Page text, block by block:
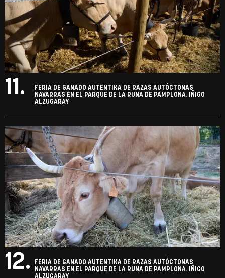
11.
FERIA DE GANADO AUTENTIKA DE RAZAS AUTÓCTONAS
NAVARRAS EN EL PARQUE DE LA RUNA DE PAMPLONA. IÑIGO
ALZUGARAY
12.
FERIA DE GANADO AUTENTIKA DE RAZAS AUTÓCTONAS
NAVARRAS EN EL PARQUE DE LA RUNA DE PAMPLONA. IÑIGO
ALZUGARAY